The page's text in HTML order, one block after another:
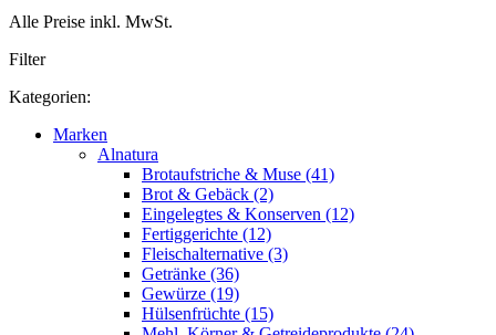
Alle Preise inkl. MwSt.
Filter
Kategorien:
Marken
Alnatura
Brotaufstriche & Muse (41)
Brot & Gebäck (2)
Eingelegtes & Konserven (12)
Fertiggerichte (12)
Fleischalternative (3)
Getränke (36)
Gewürze (19)
Hülsenfrüchte (15)